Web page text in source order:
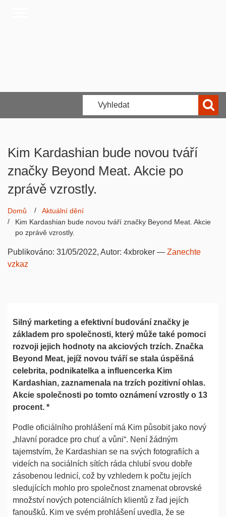
Kim Kardashian bude novou tváří
značky Beyond Meat. Akcie po
zprávě vzrostly.
Domů
Aktuální dění
Kim Kardashian bude novou tváří značky Beyond Meat. Akcie
po zprávě vzrostly.
Publikováno: 31/05/2022, Autor: 4xbroker — Zanechte
vzkaz
Silný marketing a efektivní budování značky je
základem pro společnosti, který může také pomoci
rozvoji jejich hodnoty na akciových trzích. Značka
Beyond Meat, jejíž novou tváří se stala úspěšná
celebrita, podnikatelka a influencerka Kim
Kardashian, zaznamenala na trzích pozitivní ohlas.
Akcie společnosti po tomto oznámení vzrostly o 13
procent. *
Podle oficiálního prohlášení má Kim působit jako nový
„hlavní poradce pro chuť a vůni“. Není žádným
tajemstvím, že Kardashian se na svých fotografiích a
videích na sociálních sítích ráda chlubí svou dobře
zásobenou lednicí, což by vzhledem k počtu jejích
sledujících mohlo pro společnost znamenat obrovské
množství nových potenciálních klientů z řad jejích
fanoušků. Kim ve svém prohlášení uvedla, že se